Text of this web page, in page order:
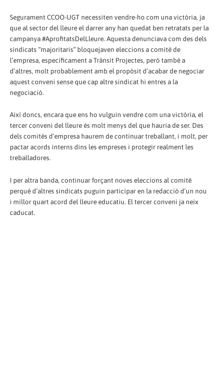
Segurament CCOO-UGT necessiten vendre-ho com una victòria, ja
que al sector del lleure el darrer any han quedat ben retratats per la
campanya #AprofitatsDelLleure. Aquesta denunciava com des dels
sindicats “majoritaris” bloquejaven eleccions a comitè de
l’empresa, específicament a Trànsit Projectes, però també a
d’altres, molt probablement amb el propòsit d’acabar de negociar
aquest conveni sense que cap altre sindicat hi entres a la
negociació.
Així doncs, encara que ens ho vulguin vendre com una victòria, el
tercer conveni del lleure és molt menys del que hauria de ser. Des
dels comitès d’empresa haurem de continuar treballant, i molt, per
pactar acords interns dins les empreses i protegir realment les
treballadores.
I per altra banda, continuar forçant noves eleccions al comitè
perquè d’altres sindicats puguin participar en la redacció d’un nou
i millor quart acord del lleure educatiu. El tercer conveni ja neix
caducat.